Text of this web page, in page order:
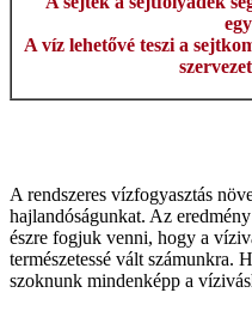
A víz lehetővé teszi a
A rendszeres vízfogyasztás
hajlandóságunkat. Az
észre fogjuk venni, hogy a
természetessé vált számunkra.
szoknunk mindenképp a